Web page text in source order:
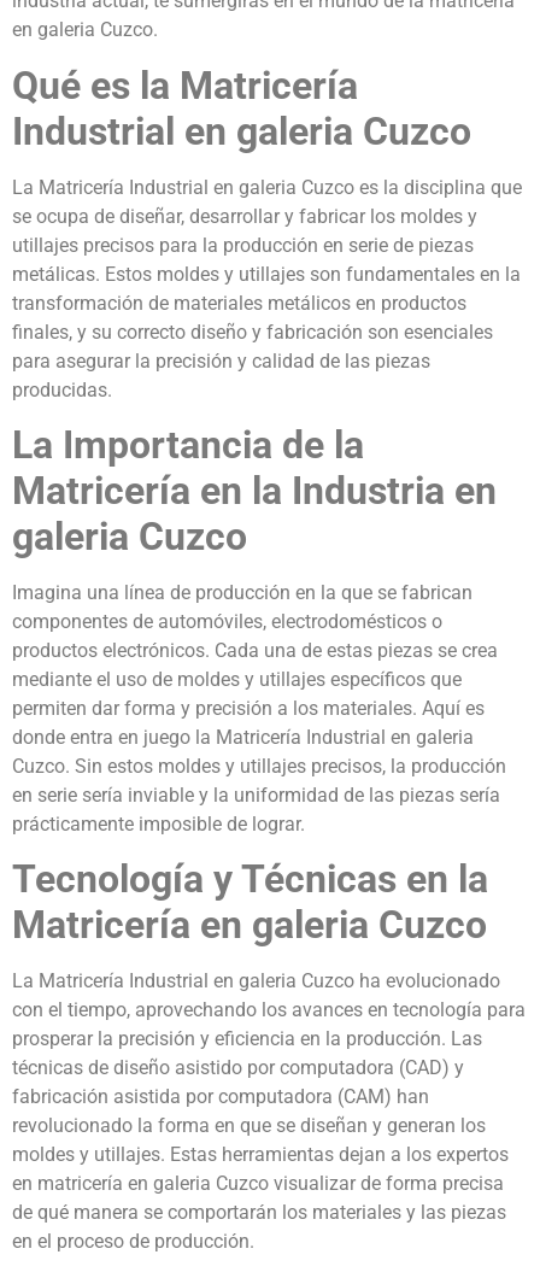
en galeria Cuzco.
Qué es la Matricería
Industrial en galeria Cuzco
La Matricería Industrial en galeria Cuzco es la disciplina que
se ocupa de diseñar, desarrollar y fabricar los moldes y
utillajes precisos para la producción en serie de piezas
metálicas. Estos moldes y utillajes son fundamentales en la
transformación de materiales metálicos en productos
finales, y su correcto diseño y fabricación son esenciales
para asegurar la precisión y calidad de las piezas
producidas.
La Importancia de la
Matricería en la Industria en
galeria Cuzco
Imagina una línea de producción en la que se fabrican
componentes de automóviles, electrodomésticos o
productos electrónicos. Cada una de estas piezas se crea
mediante el uso de moldes y utillajes específicos que
permiten dar forma y precisión a los materiales. Aquí es
donde entra en juego la Matricería Industrial en galeria
Cuzco. Sin estos moldes y utillajes precisos, la producción
en serie sería inviable y la uniformidad de las piezas sería
prácticamente imposible de lograr.
Tecnología y Técnicas en la
Matricería en galeria Cuzco
La Matricería Industrial en galeria Cuzco ha evolucionado
con el tiempo, aprovechando los avances en tecnología para
prosperar la precisión y eficiencia en la producción. Las
técnicas de diseño asistido por computadora (CAD) y
fabricación asistida por computadora (CAM) han
revolucionado la forma en que se diseñan y generan los
moldes y utillajes. Estas herramientas dejan a los expertos
en matricería en galeria Cuzco visualizar de forma precisa
de qué manera se comportarán los materiales y las piezas
en el proceso de producción.